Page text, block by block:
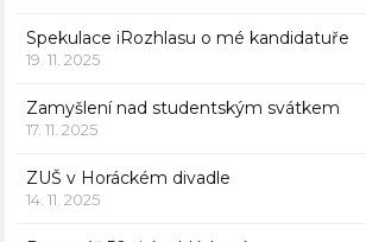
Spekulace iRozhlasu o mé kandidatuře
19. 11. 2025
Zamyšlení nad studentským svátkem
17. 11. 2025
ZUŠ v Horáckém divadle
14. 11. 2025